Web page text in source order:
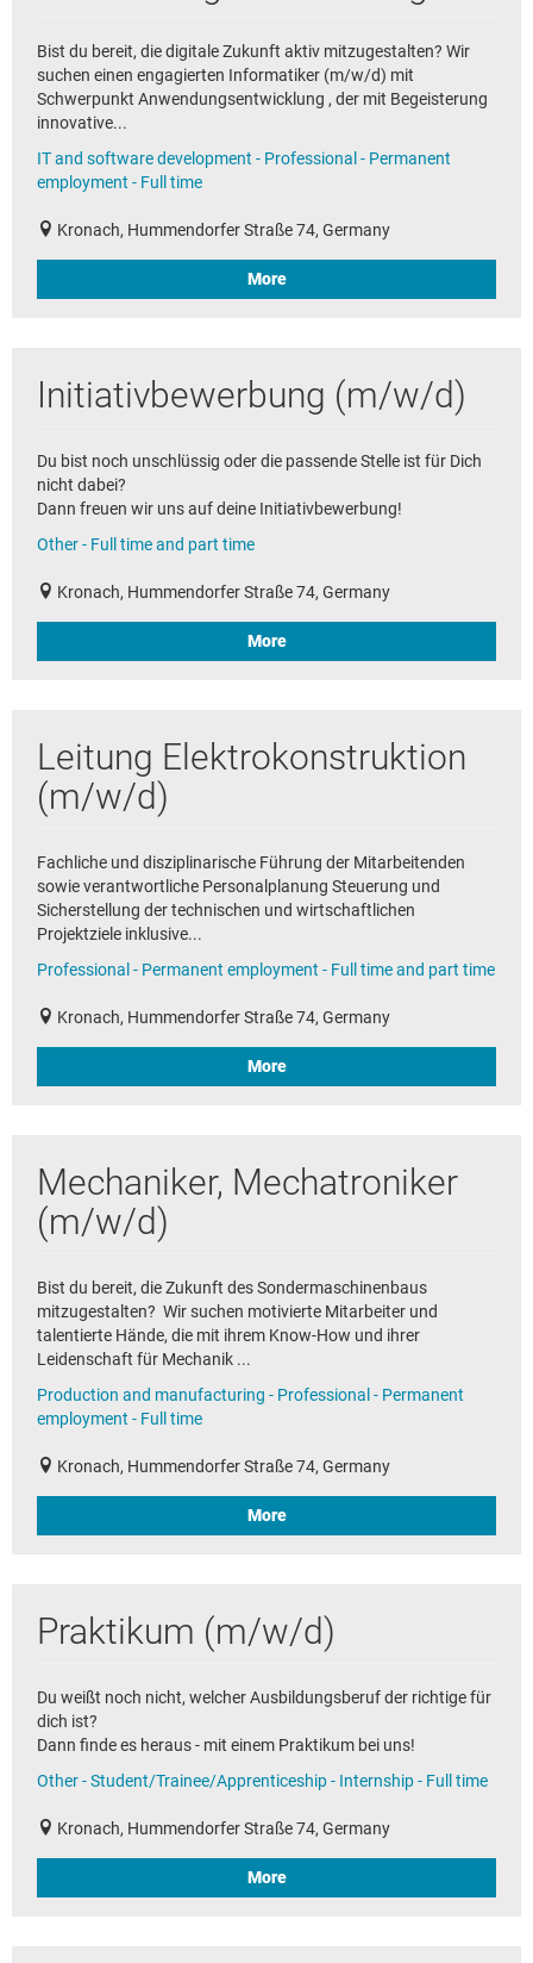
Bist du bereit, die digitale Zukunft aktiv mitzugestalten? Wir
suchen einen engagierten Informatiker (m/w/d) mit
Schwerpunkt Anwendungsentwicklung , der mit Begeisterung
innovative...
IT and software development - Professional - Permanent
employment - Full time
Kronach, Hummendorfer Straße 74, Germany
More
Initiativbewerbung (m/w/d)
Du bist noch unschlüssig oder die passende Stelle ist für Dich
nicht dabei?
Dann freuen wir uns auf deine Initiativbewerbung!
Other - Full time and part time
Kronach, Hummendorfer Straße 74, Germany
More
Leitung Elektrokonstruktion
(m/w/d)
Fachliche und disziplinarische Führung der Mitarbeitenden
sowie verantwortliche Personalplanung Steuerung und
Sicherstellung der technischen und wirtschaftlichen
Projektziele inklusive...
Professional - Permanent employment - Full time and part time
Kronach, Hummendorfer Straße 74, Germany
More
Mechaniker, Mechatroniker
(m/w/d)
Bist du bereit, die Zukunft des Sondermaschinenbaus
mitzugestalten? Wir suchen motivierte Mitarbeiter und
talentierte Hände, die mit ihrem Know-How und ihrer
Leidenschaft für Mechanik ...
Production and manufacturing - Professional - Permanent
employment - Full time
Kronach, Hummendorfer Straße 74, Germany
More
Praktikum (m/w/d)
Du weißt noch nicht, welcher Ausbildungsberuf der richtige für
dich ist?
Dann finde es heraus - mit einem Praktikum bei uns!
Other - Student/Trainee/Apprenticeship - Internship - Full time
Kronach, Hummendorfer Straße 74, Germany
More